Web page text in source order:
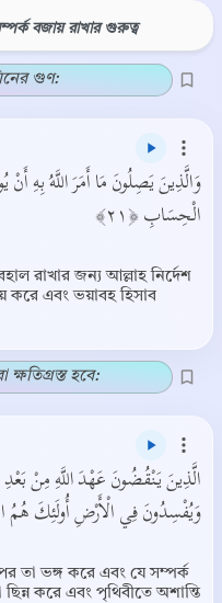
বজায় রাখার গুরুত্ব
গুণ:
وَالَّذِينَ يَصِلُونَ مَا أَمَرَ اللَّهُ بِهِ
الْحِسَابِ ﴿٢١﴾
রাখার জন্য আল্লাহ নির্দেশ
করে এবং ভয়াবহ হিসাব
ক্ষতিগ্রস্ত হবে:
الَّذِينَ يَنْقُضُونَ عَهْدَ اللَّهِ مِنْ بَعْدِ
وَيُفْسِدُونَ فِي الْأَرْضِ أُولَئِكَ هُمُ
তা ভঙ্গ করে এবং যে সম্পর্ক
করে এবং পৃথিবীতে অশান্তি